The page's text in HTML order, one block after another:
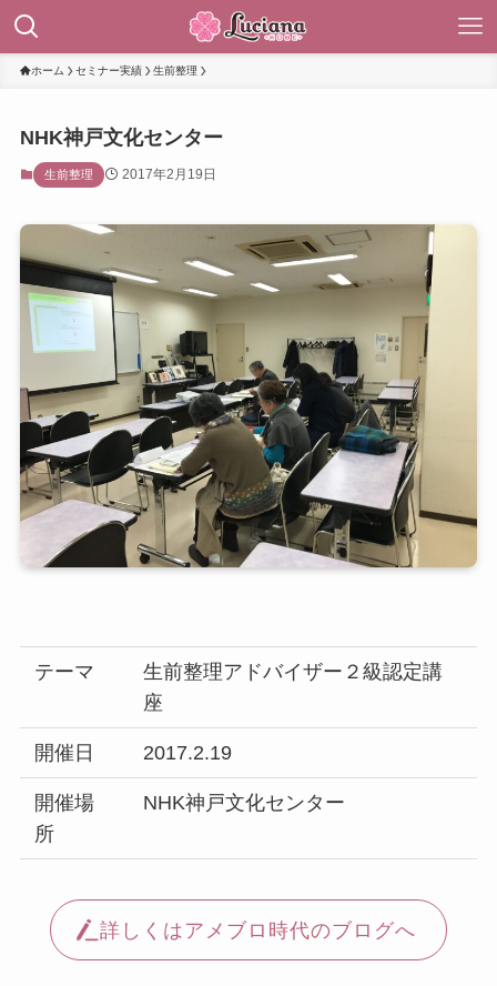
ホーム セミナー実績 生前整理
NHK神戸文化センター
生前整理 2017年2月19日
テーマ
生前整理アドバイザー２級認定講
座
開催日 2017.2.19
開催場
所
NHK神戸文化センター
詳しくはアメブロ時代のブログへ